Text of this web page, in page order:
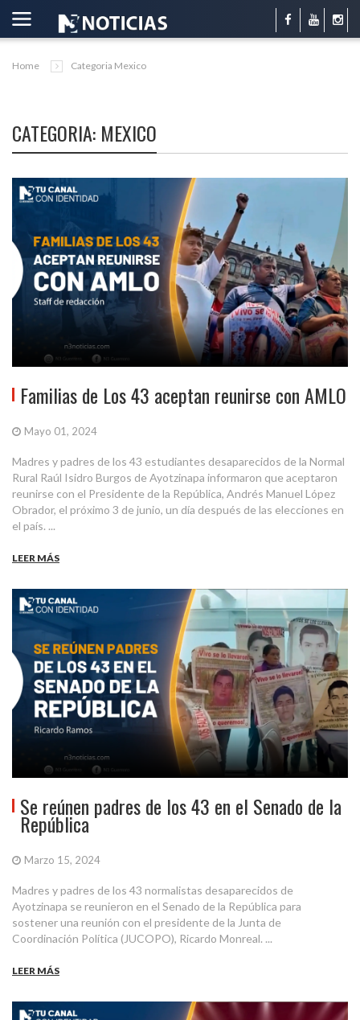
Home Categoria Mexico
CATEGORIA: MEXICO
Familias de Los 43 aceptan reunirse con AMLO
Mayo 01, 2024
Madres y padres de los 43 estudiantes desaparecidos de la Normal
Rural Raúl Isidro Burgos de Ayotzinapa informaron que aceptaron
reunirse con el Presidente de la República, Andrés Manuel López
Obrador, el próximo 3 de junio, un día después de las elecciones en
el país. ...
LEER MÁS
Se reúnen padres de los 43 en el Senado de la
República
Marzo 15, 2024
Madres y padres de los 43 normalistas desaparecidos de
Ayotzinapa se reunieron en el Senado de la República para
sostener una reunión con el presidente de la Junta de
Coordinación Política (JUCOPO), Ricardo Monreal. ...
LEER MÁS